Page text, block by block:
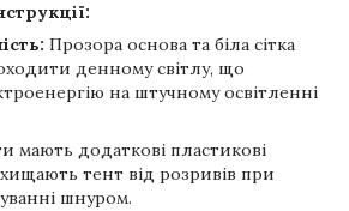
Прозора основа та біла сітка
денному світлу, що
на штучному освітленні
мають додаткові пластикові
тент від розривів при
шнуром.